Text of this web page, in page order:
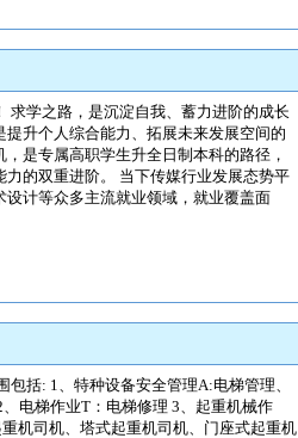
求学之路，是沉淀自我、蓄力进阶的成长
升个人综合能力、拓展未来发展空间的
是专属高职学生升全日制本科的路径，
的双重进阶。 当下传媒行业发展态势平
计等众多主流就业领域，就业覆盖面
括: 1、特种设备安全管理A:电梯管理、
电梯作业T：电梯修理 3、起重机械作
机司机、塔式起重机司机、门座式起重机